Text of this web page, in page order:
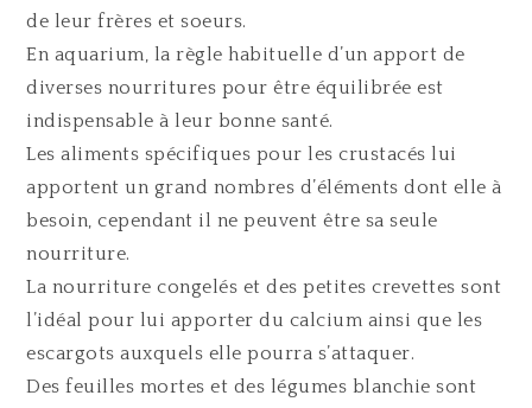
de leur frères et soeurs.
En aquarium, la règle habituelle d’un apport de
diverses nourritures pour être équilibrée est
indispensable à leur bonne santé.
Les aliments spécifiques pour les crustacés lui
apportent un grand nombres d’éléments dont elle à
besoin, cependant il ne peuvent être sa seule
nourriture.
La nourriture congelés et des petites crevettes sont
l’idéal pour lui apporter du calcium ainsi que les
escargots auxquels elle pourra s’attaquer.
Des feuilles mortes et des légumes blanchie sont